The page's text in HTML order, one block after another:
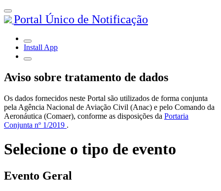
Portal Único de Notificação
Install App
Aviso sobre tratamento de dados
Os dados fornecidos neste Portal são utilizados de forma conjunta
pela Agência Nacional de Aviação Civil (Anac) e pelo Comando da
Aeronáutica (Comaer), conforme as disposições da Portaria
Conjunta nº 1/2019 .
Selecione o tipo de evento
Evento Geral